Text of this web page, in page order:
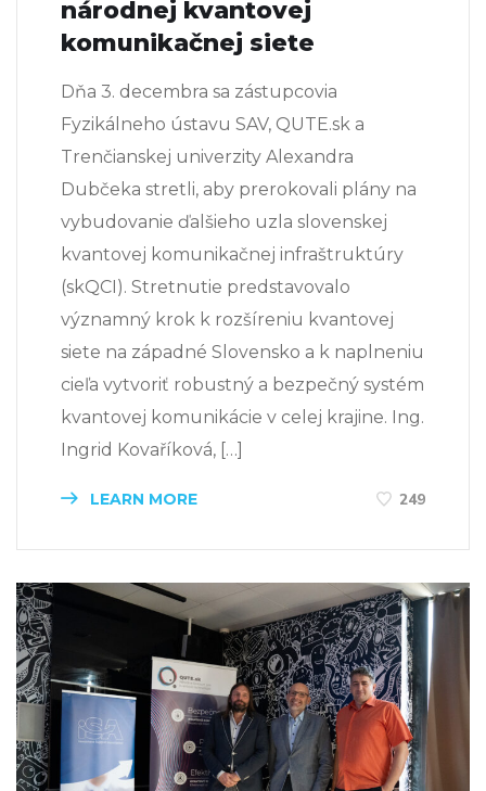
národnej kvantovej
komunikačnej siete
Dňa 3. decembra sa zástupcovia
Fyzikálneho ústavu SAV, QUTE.sk a
Trenčianskej univerzity Alexandra
Dubčeka stretli, aby prerokovali plány na
vybudovanie ďalšieho uzla slovenskej
kvantovej komunikačnej infraštruktúry
(skQCI). Stretnutie predstavovalo
významný krok k rozšíreniu kvantovej
siete na západné Slovensko a k naplneniu
cieľa vytvoriť robustný a bezpečný systém
kvantovej komunikácie v celej krajine. Ing.
Ingrid Kovaříková, […]
LEARN MORE 249